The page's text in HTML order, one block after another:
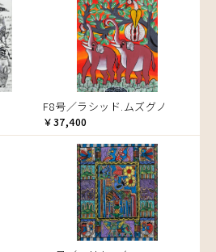
F8号／ラシッド.ムズグノ
￥37,400